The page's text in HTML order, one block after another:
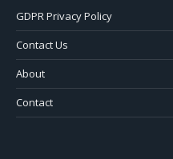
GDPR Privacy Policy
Contact Us
About
Contact